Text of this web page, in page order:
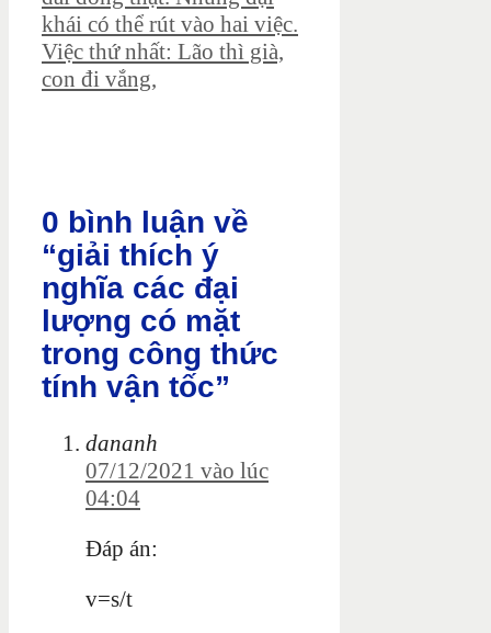
khái có thể rút vào hai việc.
Việc thứ nhất: Lão thì già,
con đi vắng,
0 bình luận về
“giải thích ý
nghĩa các đại
lượng có mặt
trong công thức
tính vận tốc”
dananh
07/12/2021 vào lúc
04:04
Đáp án:
v=s/t